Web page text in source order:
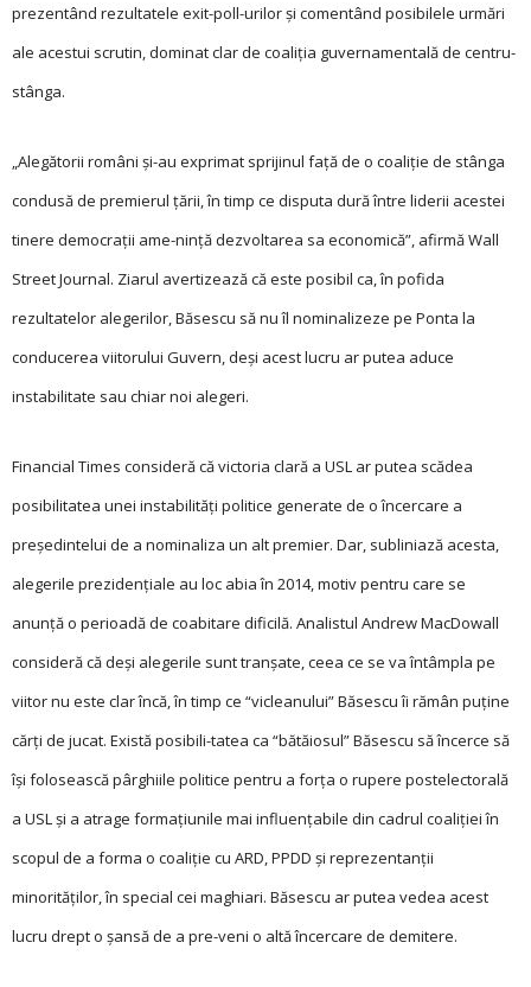
prezentând rezultatele exit-poll-urilor şi comentând posibilele urmări
ale acestui scrutin, dominat clar de coaliţia guvernamentală de centru-
stânga.
„Alegătorii români şi-au exprimat sprijinul faţă de o coaliţie de stânga
condusă de premierul ţării, în timp ce disputa dură între liderii acestei
tinere democraţii ame-ninţă dezvoltarea sa economică”, afirmă Wall
Street Journal. Ziarul avertizează că este posibil ca, în pofida
rezultatelor alegerilor, Băsescu să nu îl nominalizeze pe Ponta la
conducerea viitorului Guvern, deşi acest lucru ar putea aduce
instabilitate sau chiar noi alegeri.
Financial Times cons­i­deră că victoria clară a USL ar putea scădea
posibilitatea unei instabilităţi politice generate de o încercare a
preşedintelui de a nominaliza un alt premier. Dar, subliniază acesta,
alegerile prezidenţiale au loc abia în 2014, motiv pentru care se
anunţă o perioadă de coabitare dificilă. Analistul Andrew MacDowall
consideră că deşi alegerile sunt tranşate, ceea ce se va întâmpla pe
viitor nu este clar încă, în timp ce “vicleanului” Băsescu îi rămân puţine
cărţi de jucat. Există posibili-tatea ca “bătăiosul” Băsescu să încerce să
îşi folosească pârghiile politice pentru a forţa o rupere postelectorală
a USL şi a atrage formaţiunile mai influenţabile din cadrul coaliţiei în
scopul de a forma o coaliţie cu ARD, PPDD şi reprezentanţii
minorităţilor, în special cei maghiari. Băsescu ar putea vedea acest
lucru drept o şansă de a pre-veni o altă încercare de demitere.